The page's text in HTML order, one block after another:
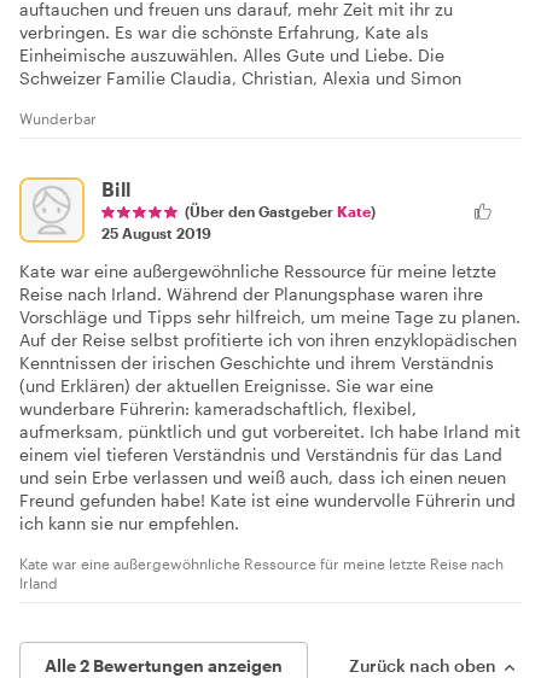
auftauchen und freuen uns darauf, mehr Zeit mit ihr zu
verbringen. Es war die schönste Erfahrung, Kate als
Einheimische auszuwählen. Alles Gute und Liebe. Die
Schweizer Familie Claudia, Christian, Alexia und Simon
Wunderbar
Bill
(Über den Gastgeber Kate)
25 August 2019
Kate war eine außergewöhnliche Ressource für meine letzte
Reise nach Irland. Während der Planungsphase waren ihre
Vorschläge und Tipps sehr hilfreich, um meine Tage zu planen.
Auf der Reise selbst profitierte ich von ihren enzyklopädischen
Kenntnissen der irischen Geschichte und ihrem Verständnis
(und Erklären) der aktuellen Ereignisse. Sie war eine
wunderbare Führerin: kameradschaftlich, flexibel,
aufmerksam, pünktlich und gut vorbereitet. Ich habe Irland mit
einem viel tieferen Verständnis und Verständnis für das Land
und sein Erbe verlassen und weiß auch, dass ich einen neuen
Freund gefunden habe! Kate ist eine wundervolle Führerin und
ich kann sie nur empfehlen.
Kate war eine außergewöhnliche Ressource für meine letzte Reise nach
Irland
Alle 2 Bewertungen anzeigen Zurück nach oben